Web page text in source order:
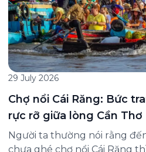
29 July 2026
Chợ nổi Cái Răng: Bức
rực rỡ giữa lòng Cần Thơ
Người ta thường nói rằng
chưa ghé chợ nổi Cái Răng